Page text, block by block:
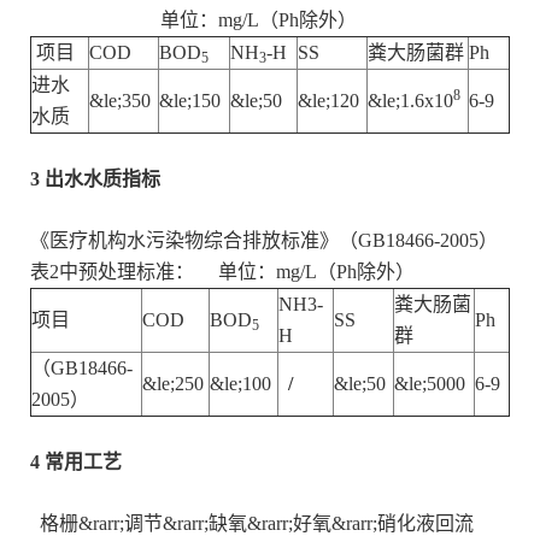
单位：mg/L（Ph除外）
项目
COD BOD5 NH3-H SS 粪大肠菌群 Ph
进水
水质
&le;350 &le;150 &le;50 &le;120 &le;1.6x108 6-9
3 出水水质指标
《医疗机构水污染物综合排放标准》（GB18466-2005）
表2中预处理标准： 单位：mg/L（Ph除外）
项目 COD BOD5
NH3-
H
SS
粪大肠菌
群
Ph
（GB18466-
2005）
&le;250 &le;100 / &le;50 &le;5000 6-9
4 常用工艺
格栅&rarr;调节&rarr;缺氧&rarr;好氧&rarr;硝化液回流